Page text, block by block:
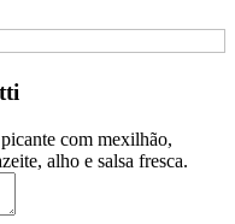
com mexilhão,
alho e salsa fresca.